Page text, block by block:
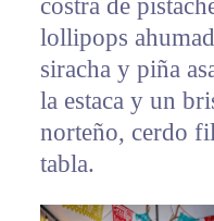
costra de
lollipops
siracha y piña
la estaca y un
norteño, cerdo
tabla.